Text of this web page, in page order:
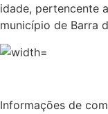
idade, pertencente
município de Barra
Informações de